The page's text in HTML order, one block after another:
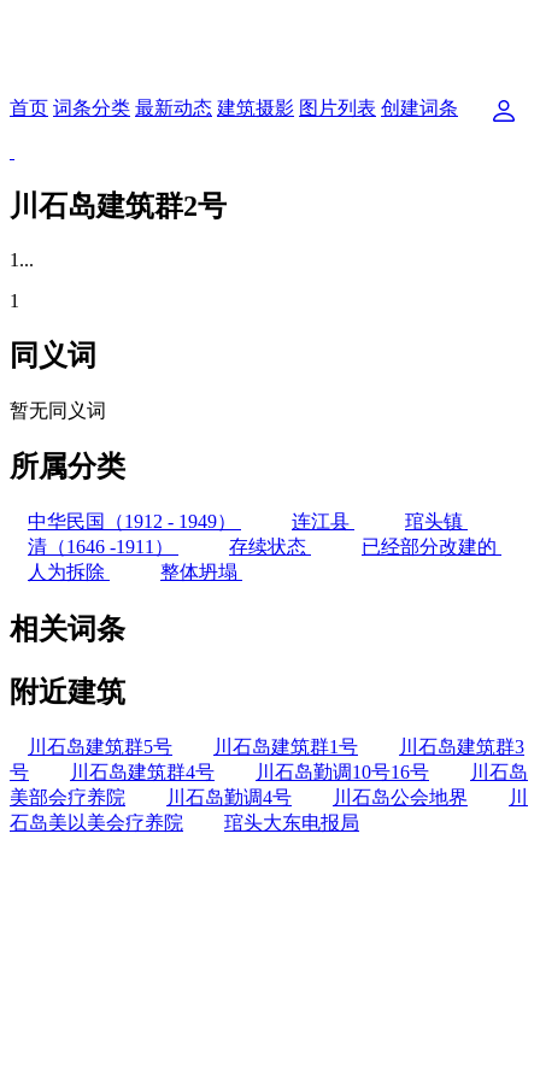
首页 词条分类 最新动态 建筑摄影 图片列表 创建词条
川石岛建筑群2号
1...
1
同义词
暂无同义词
所属分类
中华民国（1912 - 1949） 连江县
琯头镇
清（1646 -1911）
存续状态
已经部分改建的
人为拆除
整体坍塌
相关词条
附近建筑
川石岛建筑群5号 川石岛建筑群1号
川石岛建筑群3
号
川石岛建筑群4号 川石岛勤调10号16号
川石岛
美部会疗养院
川石岛勤调4号 川石岛公会地界
川
石岛美以美会疗养院
琯头大东电报局